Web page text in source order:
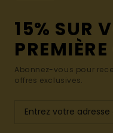
15% SUR
Abonnez-vous pour
offres exclusives.